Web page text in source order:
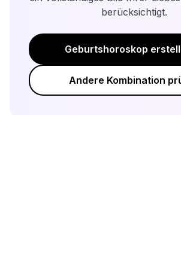
berücksichtigt.
Geburtshoroskop
Andere Kombination